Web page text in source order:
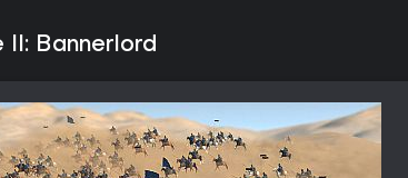
Bannerlord